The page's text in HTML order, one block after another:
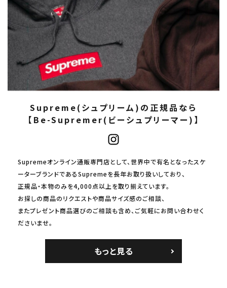
Supreme(シュプリーム)の正規品なら
【Be-Supremer(ビーシュプリーマー)】
Supremeオンライン通販専門店として、世界中で有名となったスケ
ーターブランドであるSupremeを長年お取り扱いしており、
正規品・本物のみを4,000点以上を取り揃えています。
お探しの商品のリクエストや商品サイズ感のご相談、
またプレゼント商品選びのご相談も含め、ご気軽にお問い合わせく
ださいませ。
もっと見る